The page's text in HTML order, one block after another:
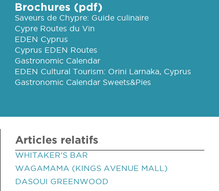
Brochures (pdf)
Saveurs de Chypre: Guide culinaire
Cypre Routes du Vin
EDEN Cyprus
Cyprus EDEN Routes
Gastronomic Calendar
EDEN Cultural Tourism: Orini Larnaka, Cyprus
Gastronomic Calendar Sweets&Pies
Articles relatifs
WHITAKER'S BAR
WAGAMAMA (KINGS AVENUE MALL)
DASOUI GREENWOOD